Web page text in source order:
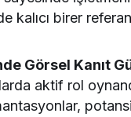
kalıcı birer
Görsel Kanıt
aktif rol